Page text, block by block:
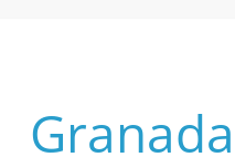
Granada